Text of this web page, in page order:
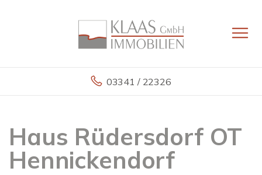
03341 / 22326
Haus Rüdersdorf OT
Hennickendorf